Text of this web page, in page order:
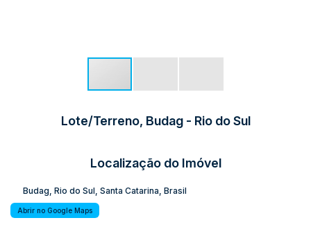
Lote/Terreno, Budag - Rio do Sul
Localização do Imóvel
Budag Rio do Sul Santa Catarina Brasil
Abrir no Google Maps